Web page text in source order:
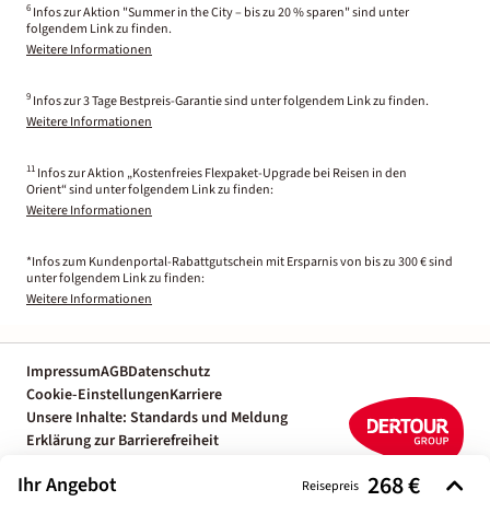
Ihr Angebot Reisepreis 268 €
6 Infos zur Aktion "Summer in the City – bis zu 20 % sparen" sind unter
folgendem Link zu finden.
Weitere Informationen
9 Infos zur 3 Tage Bestpreis-Garantie sind unter folgendem Link zu finden.
Weitere Informationen
11 Infos zur Aktion „Kostenfreies Flexpaket-Upgrade bei Reisen in den
Orient“ sind unter folgendem Link zu finden:
Weitere Informationen
*Infos zum Kundenportal-Rabattgutschein mit Ersparnis von bis zu 300 € sind
unter folgendem Link zu finden:
Weitere Informationen
ImpressumAGBDatenschutz
Cookie-EinstellungenKarriere
Unsere Inhalte: Standards und Meldung
Erklärung zur Barrierefreiheit
Reiseexperten